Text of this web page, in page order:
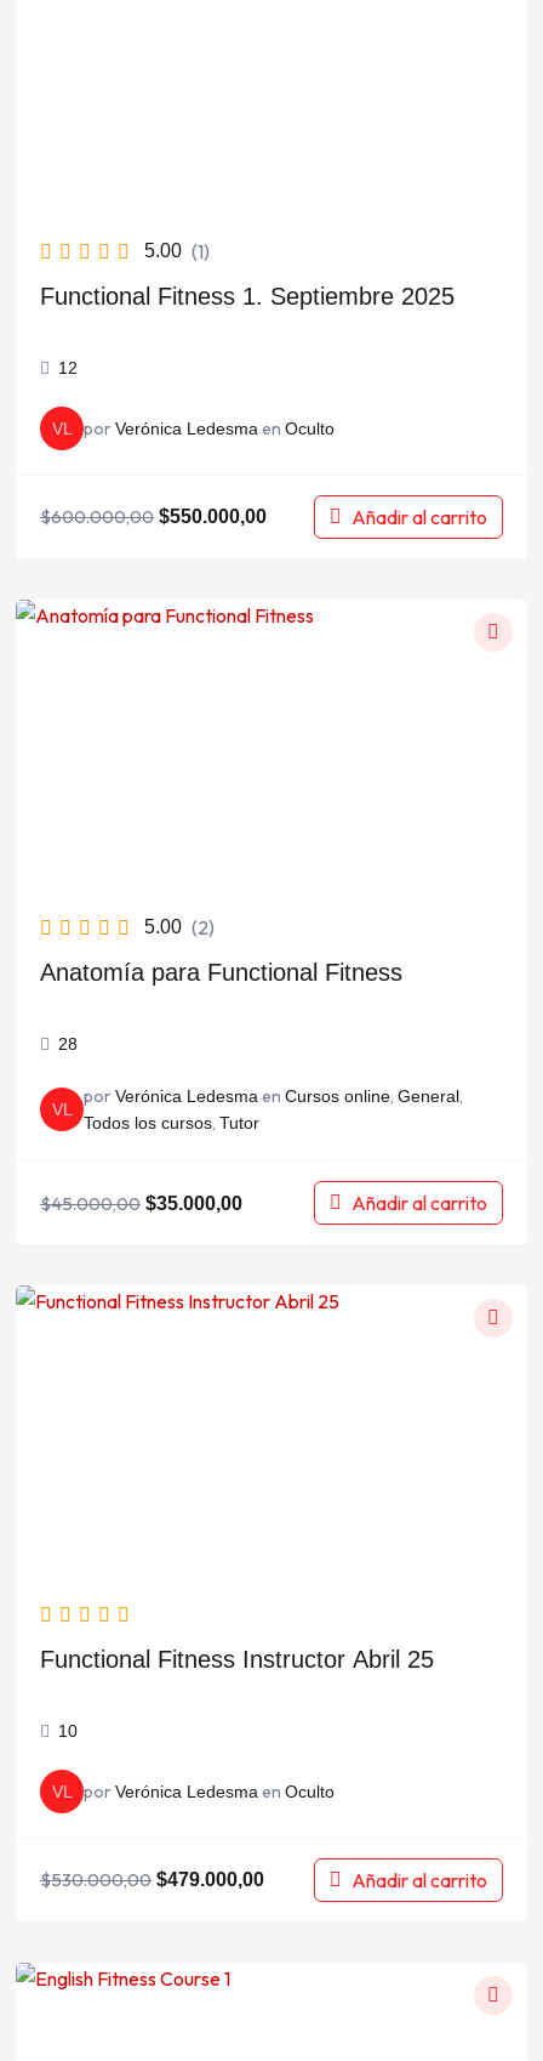
5.00 (1)
Functional Fitness 1. Septiembre 2025
12
VL porVerónica Ledesma en Oculto
$600.000,00 $550.000,00 Añadir al carrito
5.00 (2)
Anatomía para Functional Fitness
28
VL
porVerónica Ledesmaen Cursos online, General,
Todos los cursos, Tutor
$45.000,00
El
$35.000,00
El
Añadir al carrito
Functional Fitness Instructor Abril 25
10
VL porVerónica Ledesma en Oculto
$530.000,00
El
$479.000,00
El
Añadir al carrito
El